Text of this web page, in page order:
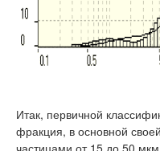
Итак, первичной
фракция, в основной
частицами от 15 до 50